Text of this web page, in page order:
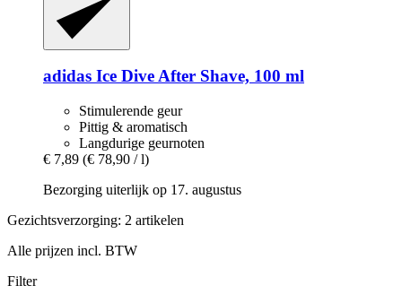
adidas Ice Dive After Shave, 100 ml
Stimulerende geur
Pittig & aromatisch
Langdurige geurnoten
€ 7,89 (€ 78,90 / l)
Bezorging uiterlijk op 17. augustus
Gezichtsverzorging: 2 artikelen
Alle prijzen incl. BTW
Filter